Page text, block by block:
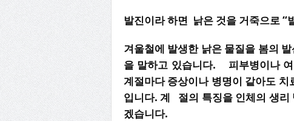
발진이라 하면 낡은 것을 거죽으로 “
겨울철에 발생한 낡은 물질을 봄의
을 말하고 있습니다. 피부병이나
계절마다 증상이나 병명이 같아도
입니다. 계 절의 특징을 인체의 생리
겠습니다.